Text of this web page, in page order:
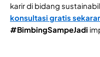
karir di bidang
konsultasi gratis
#BimbingSampeJadi